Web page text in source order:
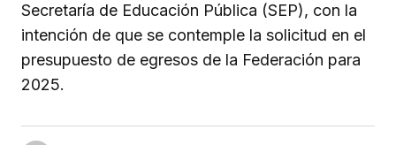
Secretaría de Educación Pública (SEP), con la
intención de que se contemple la solicitud en el
presupuesto de egresos de la Federación para
2025.